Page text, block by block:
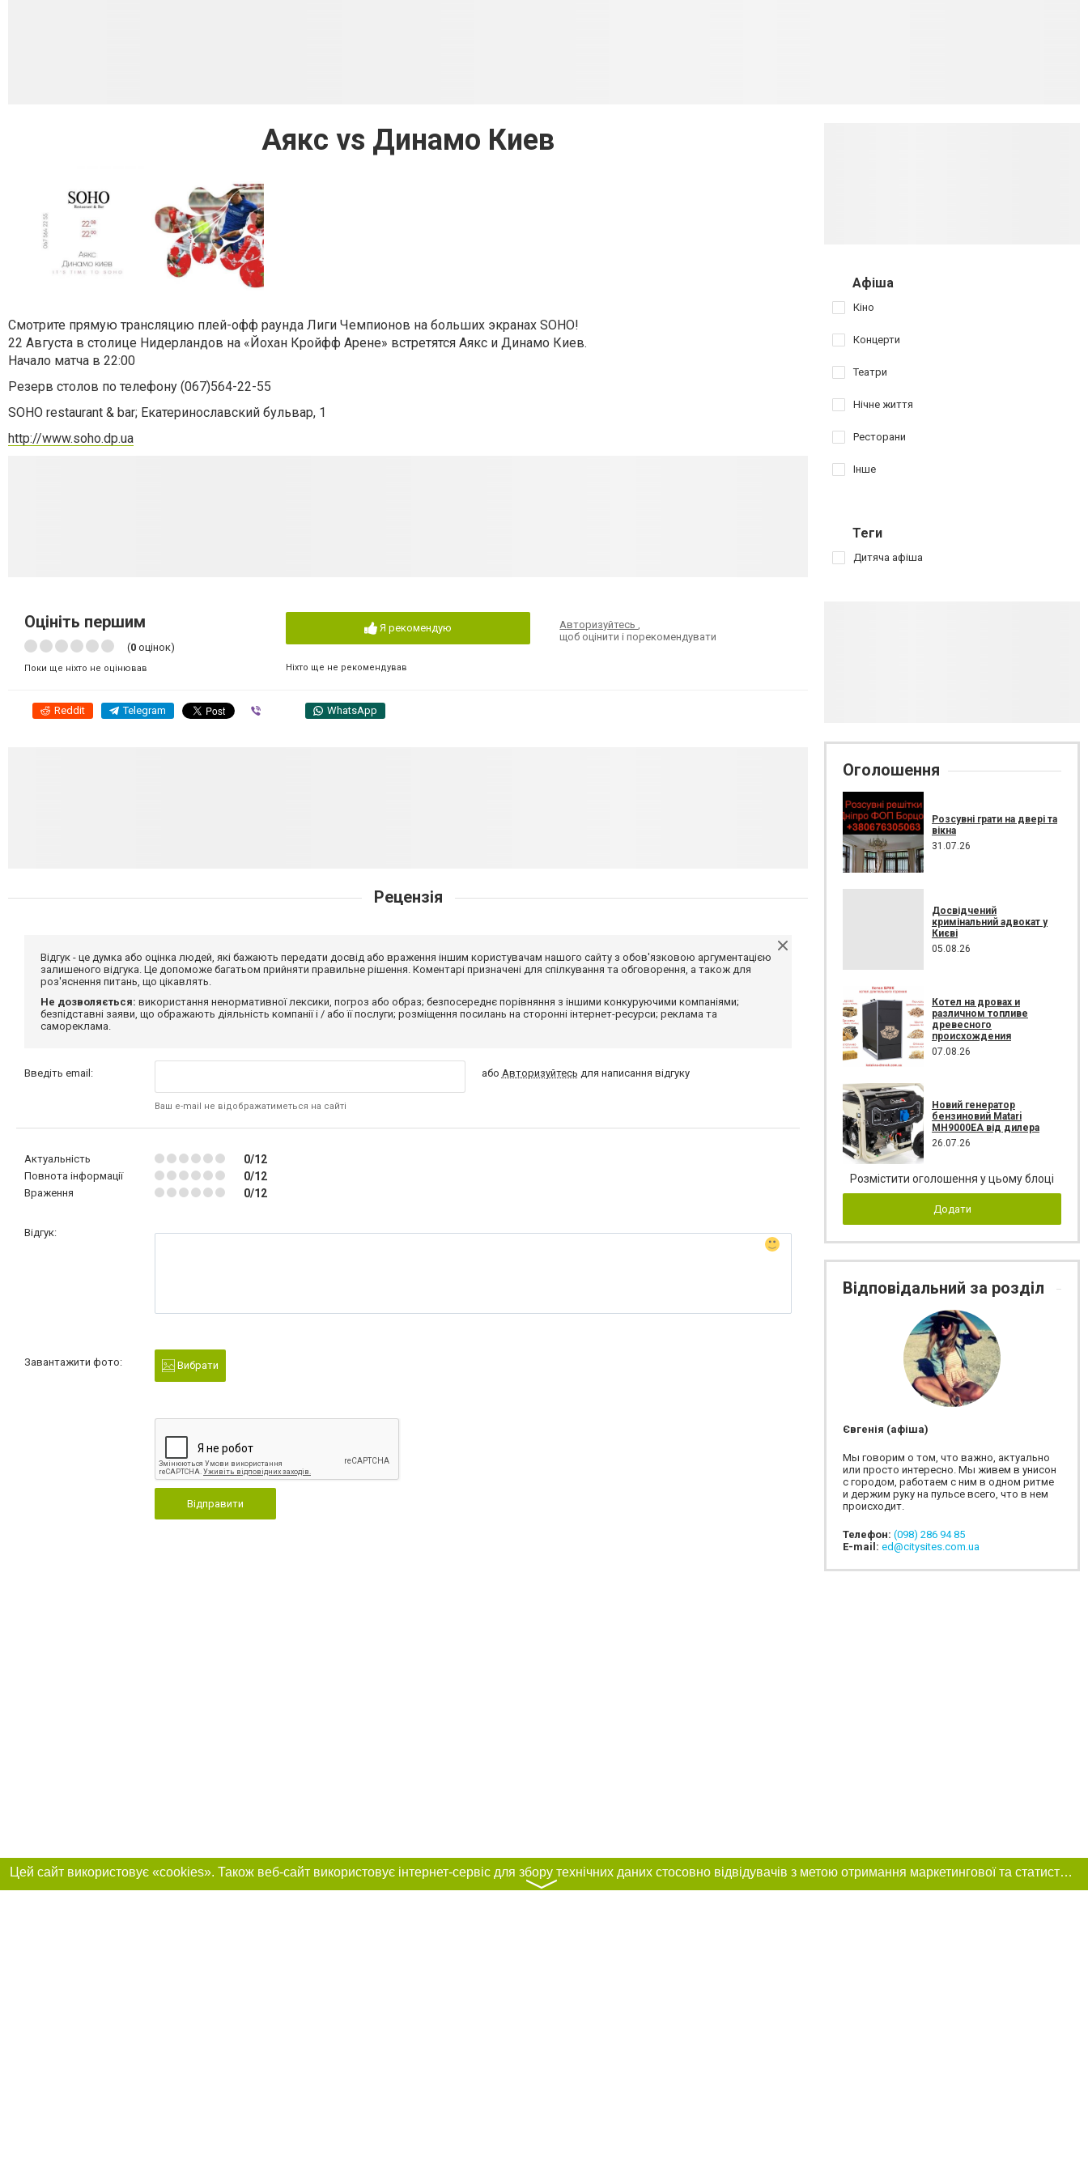
Аякс vs Динамо Киев
Смотрите прямую трансляцию плей-офф раунда Лиги Чемпионов на больших экранах SOHO!
22 Августа в столице Нидерландов на «Йохан Кройфф Арене» встретятся Аякс и Динамо Киев.
Начало матча в 22:00
Резерв столов по телефону (067)564-22-55
SOHO restaurant & bar; Екатеринославский бульвар, 1
http://www.soho.dp.ua
Оцініть першим
(0 оцінок)
Поки ще ніхто не оцінював
Я рекомендую
Ніхто ще не рекомендував
Авторизуйтесь
щоб оцінити і порекомендувати
Reddit Telegram WhatsApp
Рецензія
Відгук - це думка або оцінка людей, які бажають передати досвід або враження іншим користувачам нашого сайту з обов'язковою аргументацією
залишеного відгука. Це допоможе багатьом прийняти правильне рішення. Коментарі призначені для спілкування та обговорення, а також для
роз'яснення питань, що цікавлять.
Не дозволяється: використання ненормативної лексики, погроз або образ; безпосереднє порівняння з іншими конкуруючими компаніями;
безпідставні заяви, що ображають діяльність компанії і / або її послуги; розміщення посилань на сторонні інтернет-ресурси; реклама та
самореклама.
Введіть email:
Ваш e-mail не відображатиметься на сайті
або Авторизуйтесь для написання відгуку
Актуальність 0/12
Повнота інформації 0/12
Враження 0/12
Відгук:
Завантажити фото: Вибрати
Відправити
Афіша
Кіно
Концерти
Театри
Нічне життя
Ресторани
Інше
Теги
Дитяча афіша
Оголошення
Розсувні грати на двері та
вікна
31.07.26
Досвідчений
кримінальний адвокат у
Києві
05.08.26
Котел на дровах и
различном топливе
древесного
происхождения
07.08.26
Новий генератор
бензиновий Matari
MH9000EA від дилера
26.07.26
Розмістити оголошення у цьому блоці
Додати
Відповідальний за розділ
Євгенія (афіша)
Мы говорим о том, что важно, актуально
или просто интересно. Мы живем в унисон
с городом, работаем с ним в одном ритме
и держим руку на пульсе всего, что в нем
происходит.
Телефон: (098) 286 94 85
E-mail: ed@citysites.com.ua
Цей сайт використовує «cookies». Також веб-сайт використовує інтернет-сервіс для збору технічних даних стосовно відвідувачів з метою отримання маркетингової та статистичної інформації. Умови обробки даних відвідувачів сайту див.
〉